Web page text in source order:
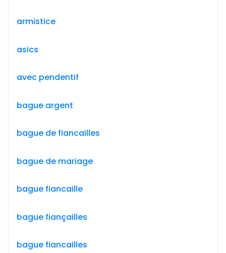
armistice
asics
avec pendentif
bague argent
bague de fiancailles
bague de mariage
bague fiancaille
bague fiançailles
bague fiancailles